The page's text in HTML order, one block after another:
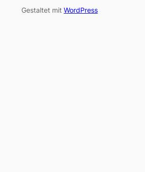
Gestaltet mit WordPress